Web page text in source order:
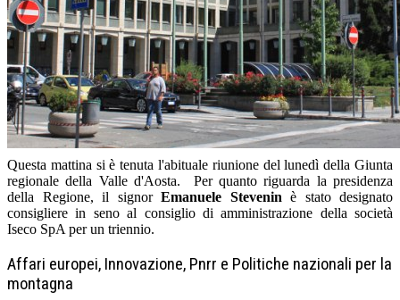
Questa mattina si è tenuta l'abituale riunione del lunedì della Giunta
regionale della Valle d'Aosta. Per quanto riguarda la presidenza
della Regione, il signorEmanuele Steveninè stato designato
consigliere in seno al consiglio di amministrazione della società
Iseco SpA per un triennio.
Affari europei, Innovazione, Pnrr e Politiche nazionali per la
montagna